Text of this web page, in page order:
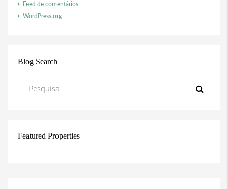
Feed de comentários
WordPress.org
Blog Search
Featured Properties